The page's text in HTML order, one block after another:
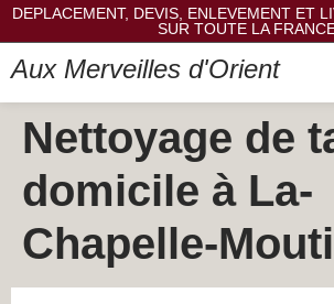
DEPLACEMENT, DEVIS, ENLEVEMENT ET
SUR TOUTE LA
Aux Merveilles d'Orient
Nettoyage de
domicile à La-
Chapelle-